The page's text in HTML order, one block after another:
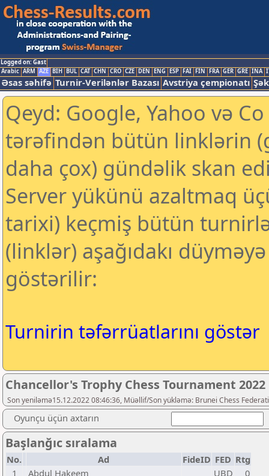
Logged on: Gast
Arabic ARM AZE BIH BUL CAT CHN CRO CZE DEN ENG ESP FAI FIN FRA GER GRE INA
Əsas səhifə Turnir-Verilənlər Bazası Avstriya çempionatı
Qeyd: Google, Yahoo və
tərəfindən bütün linklərin
daha çox) gündəlik skan
Server yükünü azaltmaq
tarixi) keçmiş bütün
(linklər) aşağıdakı
göstərilir:
Turnirin təfərrüatlarını göstər
Chancellor's Trophy Chess Tournament 2022
Son yeniləmə15.12.2022 08:46:36, Müəllif/Son yükləmə: Brunei Chess
Oyunçu üçün axtarın
Başlanğıc sıralama
No. Ad FideID FED Rtg
1
Abdul Hakeem UBD
0